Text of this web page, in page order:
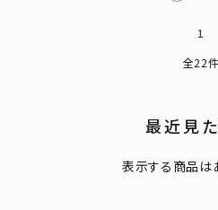
1
全22件
最近見
表示する商品は